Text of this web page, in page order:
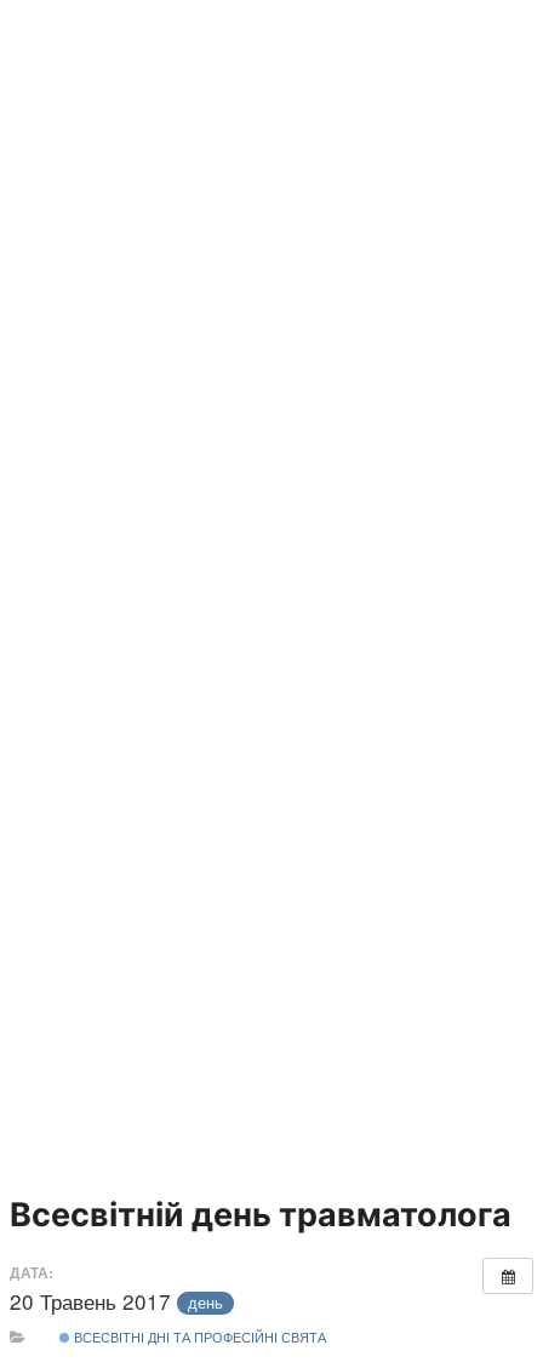
Всесвітній день травматолога
ДАТА:
20 Травень 2017 день
ВСЕСВІТНІ ДНІ ТА ПРОФЕСІЙНІ СВЯТА